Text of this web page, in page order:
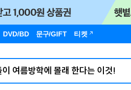
DVD/BD 문구/GIFT 티켓